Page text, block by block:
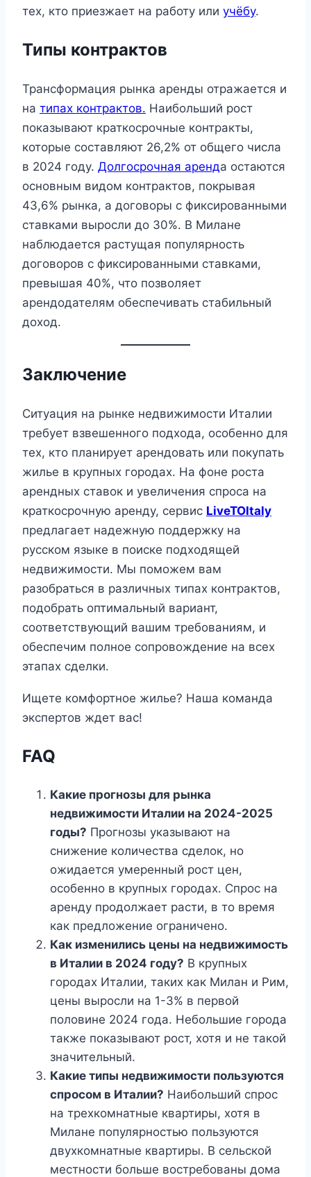
тех, кто приезжает на работу или учёбу.
Типы контрактов
Трансформация рынка аренды отражается и
на типах контрактов. Наибольший рост
показывают краткосрочные контракты,
которые составляют 26,2% от общего числа
в 2024 году. Долгосрочная аренда остаются
основным видом контрактов, покрывая
43,6% рынка, а договоры с фиксированными
ставками выросли до 30%. В Милане
наблюдается растущая популярность
договоров с фиксированными ставками,
превышая 40%, что позволяет
арендодателям обеспечивать стабильный
доход.
Заключение
Ситуация на рынке недвижимости Италии
требует взвешенного подхода, особенно для
тех, кто планирует арендовать или покупать
жилье в крупных городах. На фоне роста
арендных ставок и увеличения спроса на
краткосрочную аренду, сервис LiveTOItaly
предлагает надежную поддержку на
русском языке в поиске подходящей
недвижимости. Мы поможем вам
разобраться в различных типах контрактов,
подобрать оптимальный вариант,
соответствующий вашим требованиям, и
обеспечим полное сопровождение на всех
этапах сделки.
Ищете комфортное жилье? Наша команда
экспертов ждет вас!
FAQ
Какие прогнозы для рынка
недвижимости Италии на 2024-2025
годы? Прогнозы указывают на
снижение количества сделок, но
ожидается умеренный рост цен,
особенно в крупных городах. Спрос на
аренду продолжает расти, в то время
как предложение ограничено.
Как изменились цены на недвижимость
в Италии в 2024 году? В крупных
городах Италии, таких как Милан и Рим,
цены выросли на 1-3% в первой
половине 2024 года. Небольшие города
также показывают рост, хотя и не такой
значительный.
Какие типы недвижимости пользуются
спросом в Италии? Наибольший спрос
на трехкомнатные квартиры, хотя в
Милане популярностью пользуются
двухкомнатные квартиры. В сельской
местности больше востребованы дома